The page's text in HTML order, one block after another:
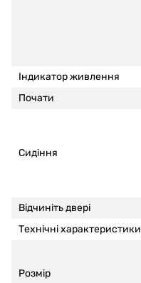
Індикатор живлення
Почати
Сидіння
Відчиніть двері
Технічні характеристики
Розмір